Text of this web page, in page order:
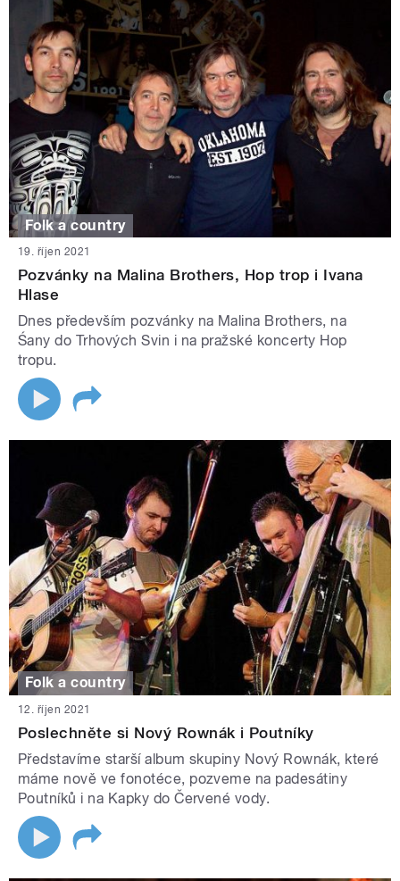
Folk a country
19. říjen 2021
Pozvánky na Malina Brothers, Hop trop i Ivana
Hlase
Dnes především pozvánky na Malina Brothers, na
Śany do Trhových Svin i na pražské koncerty Hop
tropu.
Folk a country
12. říjen 2021
Poslechněte si Nový Rownák i Poutníky
Představíme starší album skupiny Nový Rownák, které
máme nově ve fonotéce, pozveme na padesátiny
Poutníků i na Kapky do Červené vody.